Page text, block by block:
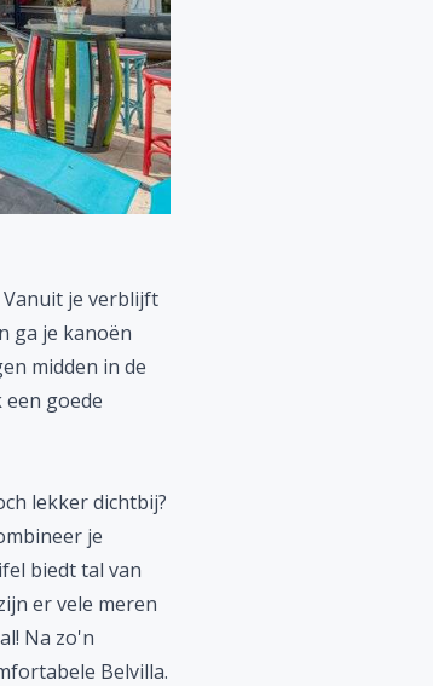
je verblijft
ga je kanoën
midden in de
goede
lekker dichtbij?
je
biedt tal van
er vele meren
Na zo'n
Belvilla.